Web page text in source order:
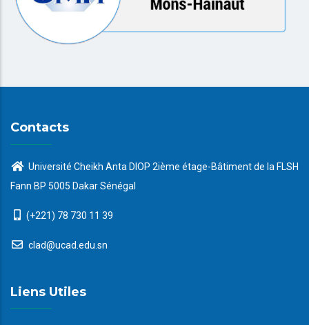
Contacts
Université Cheikh Anta DIOP 2ième étage-Bâtiment de la FLSH
Fann BP 5005 Dakar Sénégal
(+221) 78 730 11 39
clad@ucad.edu.sn
Liens Utiles